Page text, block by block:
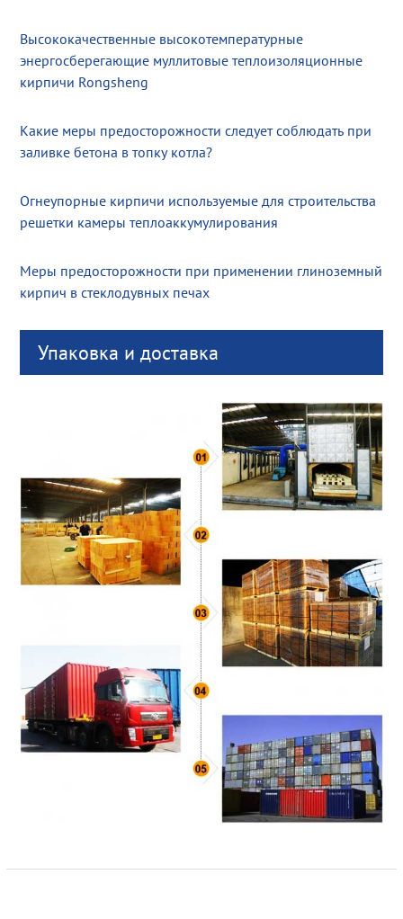
Высококачественные высокотемпературные
энергосберегающие муллитовые теплоизоляционные
кирпичи Rongsheng
Какие меры предосторожности следует соблюдать при
заливке бетона в топку котла?
Огнеупорные кирпичи используемые для строительства
решетки камеры теплоаккумулирования
Меры предосторожности при применении глиноземный
кирпич в стеклодувных печах
Упаковка и доставка